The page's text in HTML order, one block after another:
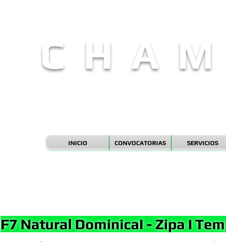
C H A
INICIO CONVOCATORIAS SERVICIOS
F7 Natural DominicaI - Zipa I